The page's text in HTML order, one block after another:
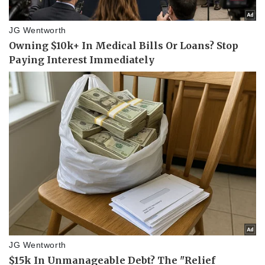
Pháp luật
Vụ án
Tin nóng
Tư vấn luật
Quân sự - Quốc phòng
Việt Nam
Phân tích